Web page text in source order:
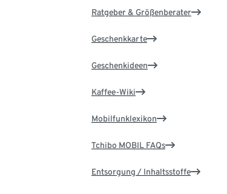
Ratgeber & Größenberater
Geschenkkarte
Geschenkideen
Kaffee-Wiki
Mobilfunklexikon
Tchibo MOBIL FAQs
Entsorgung / Inhaltsstoffe